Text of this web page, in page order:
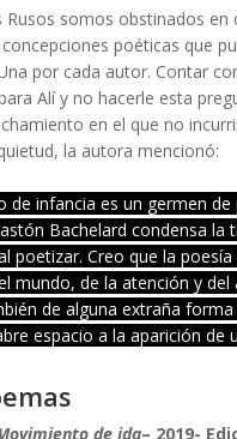
Rusos somos obstinados en
poéticas que
por cada autor. Contar
Alí y no hacerle esta
en el que no
la autora mencionó:
de infancia es un germen de
Bachelard condensa la
poetizar. Creo que la poesía
mundo, de la atención y
de alguna extraña
espacio a la aparición de
de ida– 2019-